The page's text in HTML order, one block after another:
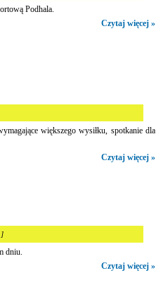
Podhala.
Czytaj więcej »
większego wysiłku, spotkanie dla
Czytaj więcej »
]
dniu.
Czytaj więcej »